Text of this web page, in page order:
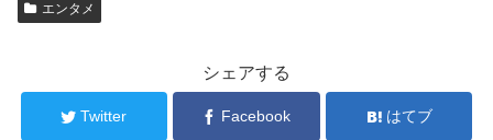
エンタメ
シェアする
Twitter Facebook はてブ